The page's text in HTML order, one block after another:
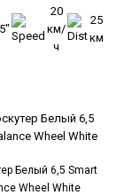
Bluetooth с
20
км/
ч
25
км
Белый 6,5 Smart
Wheel White